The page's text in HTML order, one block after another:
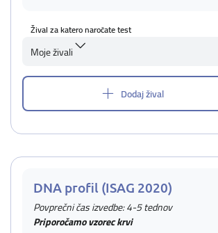
Žival za katero naročate test
Moje živali
Dodaj žival
DNA profil (ISAG 2020)
Povprečni čas izvedbe: 4-5 tednov
Priporočamo vzorec krvi